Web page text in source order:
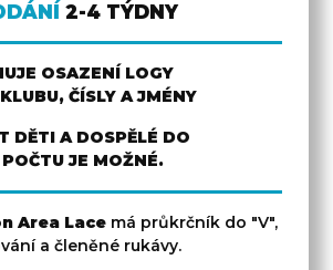
2-4 TÝDNY
OSAZENÍ LOGY
ČÍSLY A JMÉNY
DĚTI A DOSPĚLÉ DO
JE MOŽNÉ.
Area Lace má průkrčník do "V",
a členěné rukávy.